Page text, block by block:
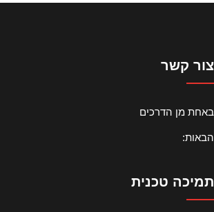
צור קשר
באחת מן הדרכים
הבאות:
תמיכה טכנית